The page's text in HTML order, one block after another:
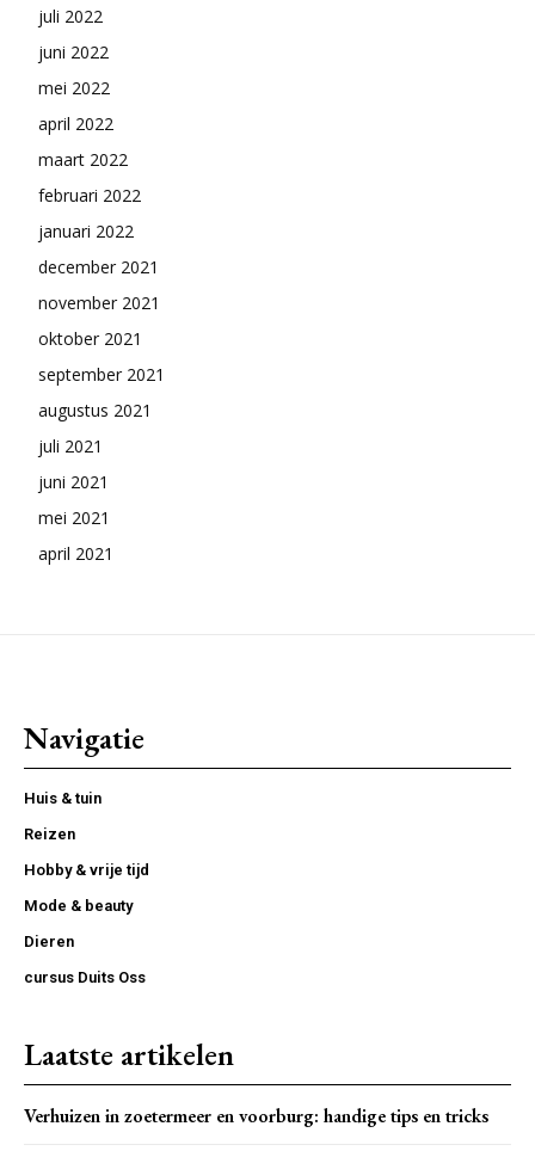
juli 2022
juni 2022
mei 2022
april 2022
maart 2022
februari 2022
januari 2022
december 2021
november 2021
oktober 2021
september 2021
augustus 2021
juli 2021
juni 2021
mei 2021
april 2021
Navigatie
Huis & tuin
Reizen
Hobby & vrije tijd
Mode & beauty
Dieren
cursus Duits Oss
Laatste artikelen
Verhuizen in zoetermeer en voorburg: handige tips en tricks